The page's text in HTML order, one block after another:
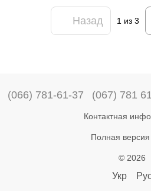
Назад 1из 3
(066) 781-61-37 (067) 781
Контактная
Полная версия
© 2026
Укр